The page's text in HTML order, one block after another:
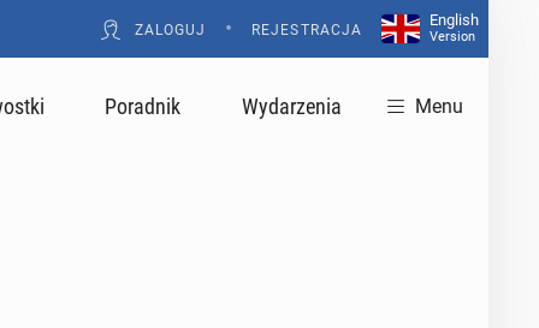
ZALOGUJ • REJESTRACJA
English
Version
Poradnik Wydarzenia Menu